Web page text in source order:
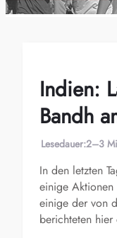
Indien:
Bandh
Lesedauer:2–3
In den letzten
einige
einige der von
berichteten